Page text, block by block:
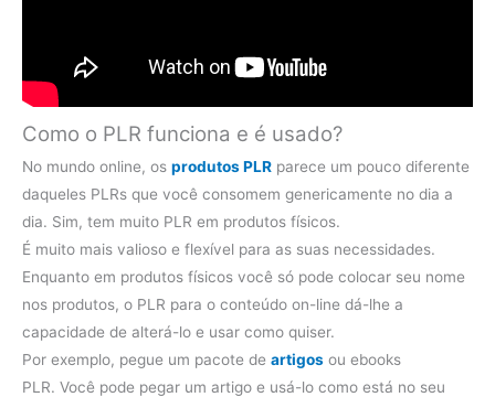
Como o PLR funciona e é usado?
No mundo online, os produtos PLR parece um pouco diferente
daqueles PLRs que você consomem genericamente no dia a
dia. Sim, tem muito PLR em produtos físicos.
É muito mais valioso e flexível para as suas necessidades.
Enquanto em produtos físicos você só pode colocar seu nome
nos produtos, o PLR para o conteúdo on-line dá-lhe a
capacidade de alterá-lo e usar como quiser.
Por exemplo, pegue um pacote de artigos ou ebooks
PLR. Você pode pegar um artigo e usá-lo como está no seu